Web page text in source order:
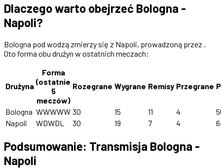
Dlaczego warto obejrzeć Bologna -
Napoli?
Bologna pod wodzą zmierzy się z Napoli, prowadzoną przez .
Oto forma obu drużyn w ostatnich meczach:
Drużyna
Forma
(ostatnie
5
meczów)
Rozegrane Wygrane Remisy Przegrane
Bologna WWWWW 30 15 11 4
Napoli
WDWDL 30 19 7 4
Podsumowanie: Transmisja Bologna -
Napoli